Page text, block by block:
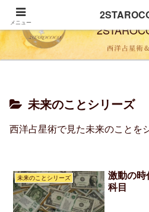
未来のことシリーズ
西洋占星術で見た未来のことを
未来のことシリーズ
激動の
科目
メニュー